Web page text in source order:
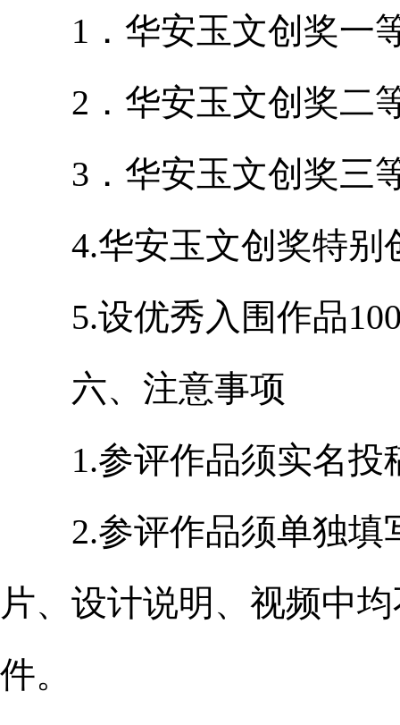
1．华安玉文创奖一等
2．华安玉文创奖二等
3．华安玉文创奖三等
4.华安玉文创奖特别
5.设优秀入围作品100
六、注意事项
1.参评作品须实名投
2.参评作品须单独填
片、设计说明、视频中
件。